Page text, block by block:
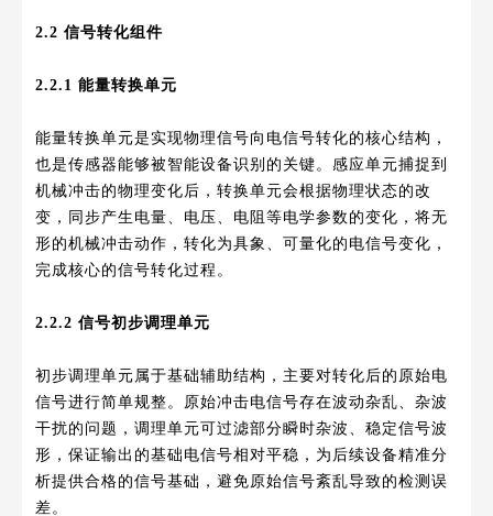
2.2 信号转化组件
2.2.1 能量转换单元
能量转换单元是实现物理信号向电信号转化的核心结构，
也是传感器能够被智能设备识别的关键。感应单元捕捉到
机械冲击的物理变化后，转换单元会根据物理状态的改
变，同步产生电量、电压、电阻等电学参数的变化，将无
形的机械冲击动作，转化为具象、可量化的电信号变化，
完成核心的信号转化过程。
2.2.2 信号初步调理单元
初步调理单元属于基础辅助结构，主要对转化后的原始电
信号进行简单规整。原始冲击电信号存在波动杂乱、杂波
干扰的问题，调理单元可过滤部分瞬时杂波、稳定信号波
形，保证输出的基础电信号相对平稳，为后续设备精准分
析提供合格的信号基础，避免原始信号紊乱导致的检测误
差。